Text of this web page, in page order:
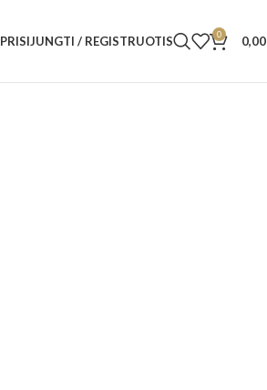
PRISIJUNGTI / REGISTRUOTIS 0